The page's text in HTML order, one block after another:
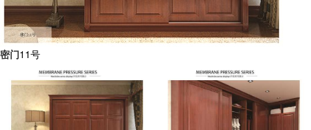
密门11号